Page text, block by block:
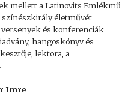
mellett a Latinovits Emlékmű
életművét
és konferenciák
hangoskönyv és
lektora, a
Imre